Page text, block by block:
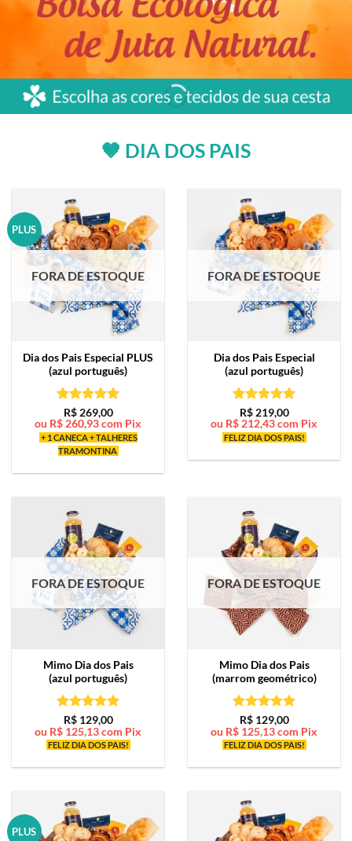
🤎 DIA DOS PAIS
PLUS
FORA DE ESTOQUE
Dia dos Pais Especial PLUS
(azul português)
Avaliação5
de 5
R$269,00
ou R$260,93com Pix
+ 1 CANECA + TALHERES
TRAMONTINA
FORA DE ESTOQUE
Dia dos Pais Especial
(azul português)
Avaliação5
de 5
R$219,00
ou R$212,43com Pix
FELIZ DIA DOS PAIS!
FORA DE ESTOQUE
Mimo Dia dos Pais
(azul português)
Avaliação5
de 5
R$129,00
ou R$ 125,13com Pix
FELIZ DIA DOS PAIS!
FORA DE ESTOQUE
Mimo Dia dos Pais
(marrom geométrico)
Avaliação5
de 5
R$129,00
ou R$ 125,13com Pix
FELIZ DIA DOS PAIS!
PLUS